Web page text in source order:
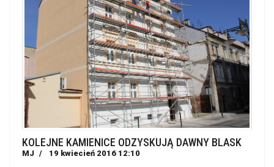
KOLEJNE KAMIENICE ODZYSKUJĄ DAWNY BLASK
MJ 19 kwiecień 2016 12:10